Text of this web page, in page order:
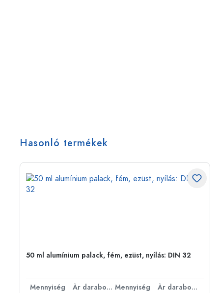
Hasonló termékek
50 ml alumínium palack, fém, ezüst, nyílás: DIN 32
Mennyiség Ár darabonként Mennyiség
Ár darabonként